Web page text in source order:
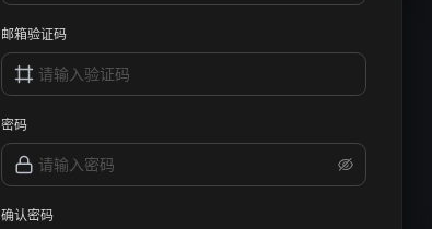
邮箱验证码
密码
确认密码